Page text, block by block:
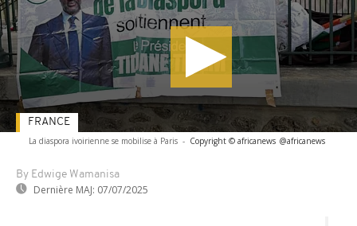
La diaspora ivoirienne se mobilise à Paris - Copyright © africanews @africanews
By Edwige Wamanisa
Dernière MAJ: 07/07/2025
FRANCE